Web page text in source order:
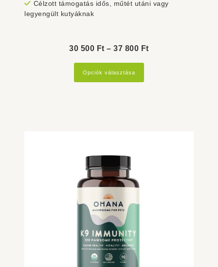
Célzott támogatás idős, műtét utáni vagy
legyengült kutyáknak
30 500 Ft – 37 800 FtÁrtartomány:
Opciók választása